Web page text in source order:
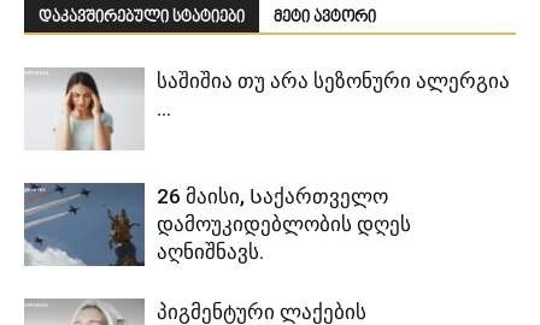
დაკავშირებული სტატიები მეტი ავტორი
საშიშია თუ არა სეზონური ალერგია
…
26 მაისი, Საქართველო
დამოუკიდებლობის დღეს
აღნიშნავს.
პიგმენტური ლაქების